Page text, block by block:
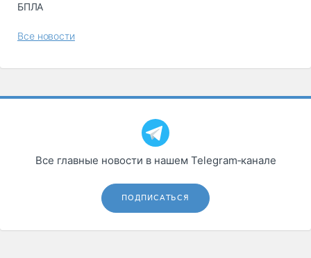
БПЛА
Все новости
Все главные новости в нашем Telegram‑канале
ПОДПИСАТЬСЯ